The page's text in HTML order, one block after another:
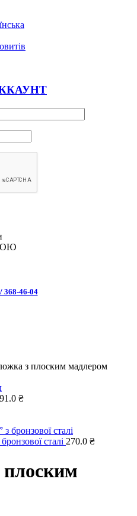
368-46-04
з плоским мадлером
₴
сталі 270.0 ₴